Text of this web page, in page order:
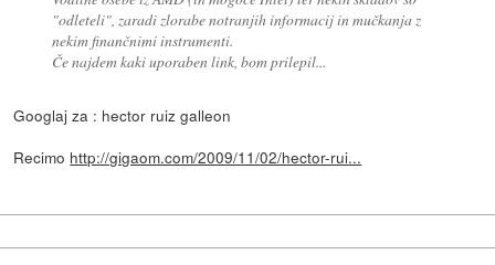
"odleteli", zaradi zlorabe notranjih informacij in mučkanja z
nekim finančnimi instrumenti.
Če najdem kaki uporaben link, bom prilepil...
Googlaj za : hector ruiz galleon
Recimo http://gigaom.com/2009/11/02/hector-rui...